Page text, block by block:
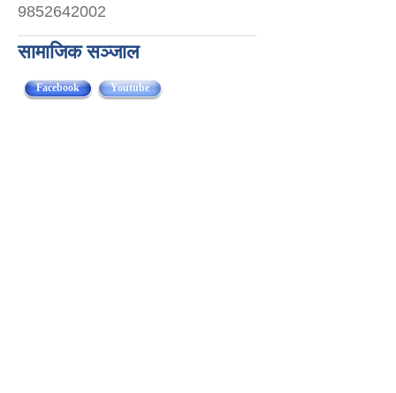
9852642002
सामाजिक सञ्जाल
Facebook(active tab)Youtube